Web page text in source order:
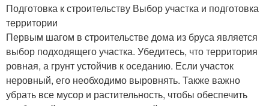
Подготовка к строительству Выбор участка и подготовка
территории
Первым шагом в строительстве дома из бруса является
выбор подходящего участка. Убедитесь, что территория
ровная, а грунт устойчив к оседанию. Если участок
неровный, его необходимо выровнять. Также важно
убрать все мусор и растительность, чтобы обеспечить